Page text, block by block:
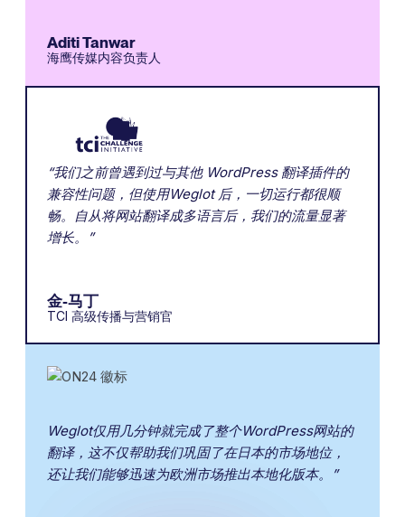
Aditi Tanwar
海鹰传媒内容负责人
“我们之前曾遇到过与其他 WordPress 翻译插件的
兼容性问题，但使用Weglot 后，一切运行都很顺
畅。自从将网站翻译成多语言后，我们的流量显著
增长。”
金-马丁
TCI 高级传播与营销官
Weglot仅用几分钟就完成了整个WordPress网站的
翻译，这不仅帮助我们巩固了在日本的市场地位，
还让我们能够迅速为欧洲市场推出本地化版本。”